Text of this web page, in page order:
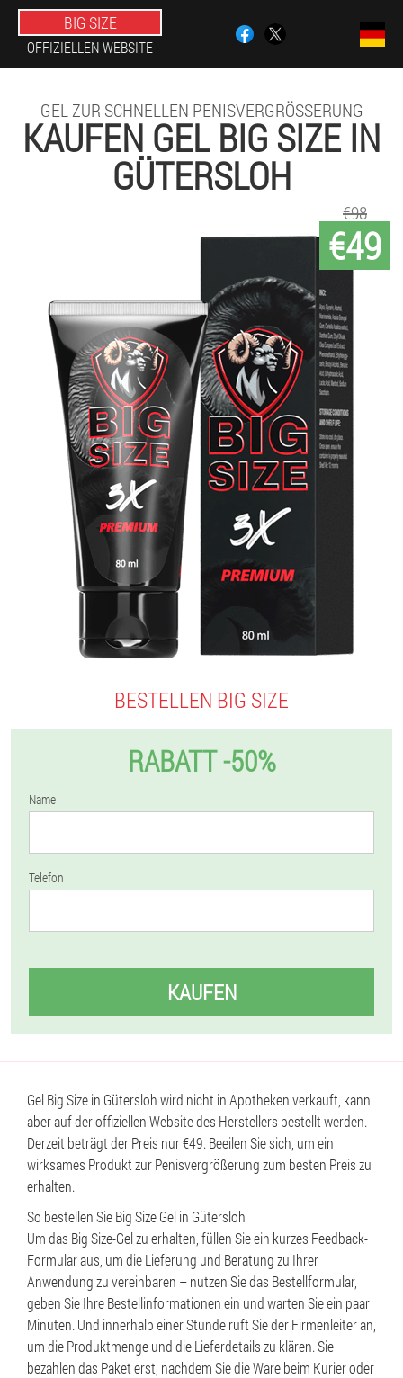
BIG SIZE
OFFIZIELLEN WEBSITE
GEL ZUR SCHNELLEN PENISVERGRÖSSERUNG
KAUFEN GEL BIG SIZE IN
GÜTERSLOH
€49
€98
BESTELLEN BIG SIZE
RABATT -50%
Name
Telefon
KAUFEN
Gel Big Size in Gütersloh wird nicht in Apotheken verkauft, kann
aber auf der offiziellen Website des Herstellers bestellt werden.
Derzeit beträgt der Preis nur €49. Beeilen Sie sich, um ein
wirksames Produkt zur Penisvergrößerung zum besten Preis zu
erhalten.
So bestellen Sie Big Size Gel in Gütersloh
Um das Big Size-Gel zu erhalten, füllen Sie ein kurzes Feedback-
Formular aus, um die Lieferung und Beratung zu Ihrer
Anwendung zu vereinbaren – nutzen Sie das Bestellformular,
geben Sie Ihre Bestellinformationen ein und warten Sie ein paar
Minuten. Und innerhalb einer Stunde ruft Sie der Firmenleiter an,
um die Produktmenge und die Lieferdetails zu klären. Sie
bezahlen das Paket erst, nachdem Sie die Ware beim Kurier oder